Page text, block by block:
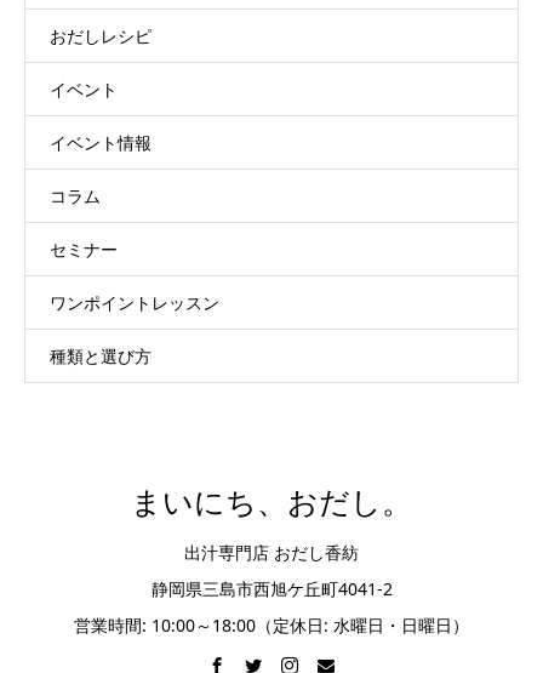
おだしレシピ
イベント
イベント情報
コラム
セミナー
ワンポイントレッスン
種類と選び方
まいにち、おだし。
出汁専門店 おだし香紡
静岡県三島市西旭ケ丘町4041-2
営業時間: 10:00～18:00（定休日: 水曜日・日曜日）